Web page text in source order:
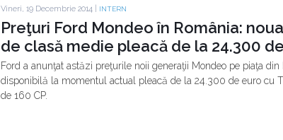
Vineri, 19 Decembrie 2014 | INTERN
Preţuri Ford Mondeo în România:
de clasă medie pleacă de la 24.300
Ford a anunţat astăzi preţurile noii generaţii Mondeo pe piaţa
disponibilă la momentul actual pleacă de la 24.300 de euro cu
de 160 CP.